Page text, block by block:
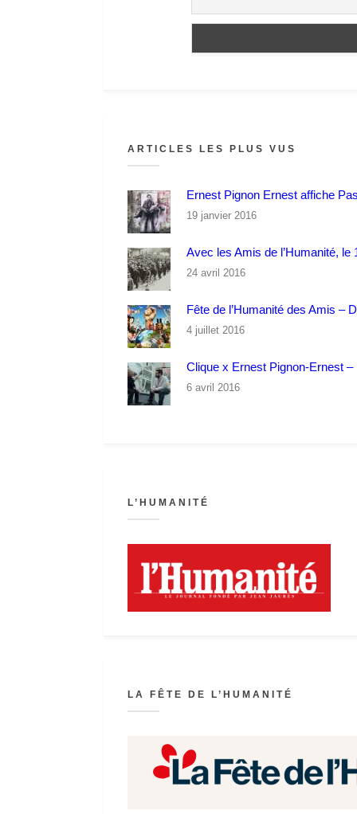
ARTICLES LES PLUS VUS
Ernest Pignon Ernest affiche
19 janvier 2016
Avec les Amis de l’Humanité, le
24 avril 2016
Fête de l’Humanité des Amis –
4 juillet 2016
Clique x Ernest Pignon-Ernest
6 avril 2016
L’HUMANITÉ
LA FÊTE DE L’HUMANITÉ